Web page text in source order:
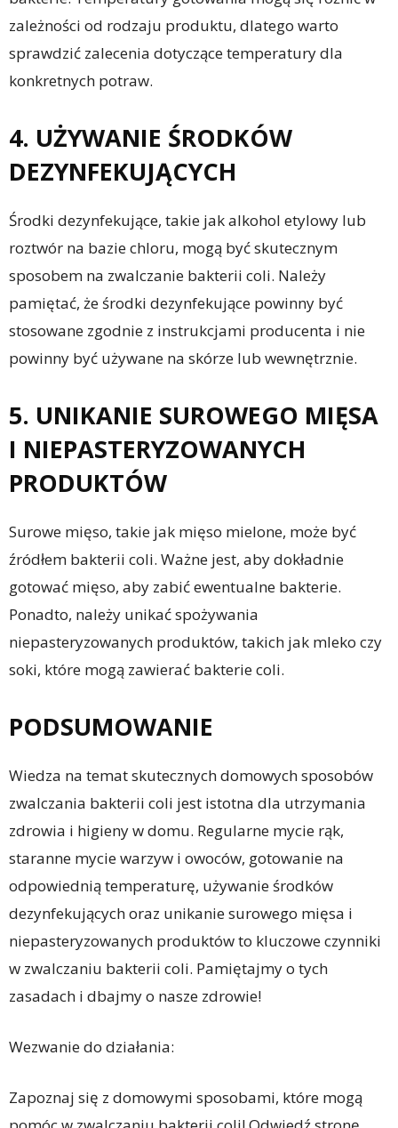
zależności od rodzaju produktu, dlatego warto
sprawdzić zalecenia dotyczące temperatury dla
konkretnych potraw.
4. UŻYWANIE ŚRODKÓW
DEZYNFEKUJĄCYCH
Środki dezynfekujące, takie jak alkohol etylowy lub
roztwór na bazie chloru, mogą być skutecznym
sposobem na zwalczanie bakterii coli. Należy
pamiętać, że środki dezynfekujące powinny być
stosowane zgodnie z instrukcjami producenta i nie
powinny być używane na skórze lub wewnętrznie.
5. UNIKANIE SUROWEGO MIĘSA
I NIEPASTERYZOWANYCH
PRODUKTÓW
Surowe mięso, takie jak mięso mielone, może być
źródłem bakterii coli. Ważne jest, aby dokładnie
gotować mięso, aby zabić ewentualne bakterie.
Ponadto, należy unikać spożywania
niepasteryzowanych produktów, takich jak mleko czy
soki, które mogą zawierać bakterie coli.
PODSUMOWANIE
Wiedza na temat skutecznych domowych sposobów
zwalczania bakterii coli jest istotna dla utrzymania
zdrowia i higieny w domu. Regularne mycie rąk,
staranne mycie warzyw i owoców, gotowanie na
odpowiednią temperaturę, używanie środków
dezynfekujących oraz unikanie surowego mięsa i
niepasteryzowanych produktów to kluczowe czynniki
w zwalczaniu bakterii coli. Pamiętajmy o tych
zasadach i dbajmy o nasze zdrowie!
Wezwanie do działania:
Zapoznaj się z domowymi sposobami, które mogą